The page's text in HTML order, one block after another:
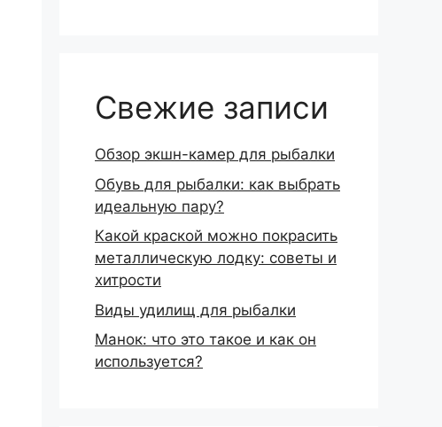
Свежие записи
Обзор экшн-камер для рыбалки
Обувь для рыбалки: как выбрать
идеальную пару?
Какой краской можно покрасить
металлическую лодку: советы и
хитрости
Виды удилищ для рыбалки
Манок: что это такое и как он
используется?